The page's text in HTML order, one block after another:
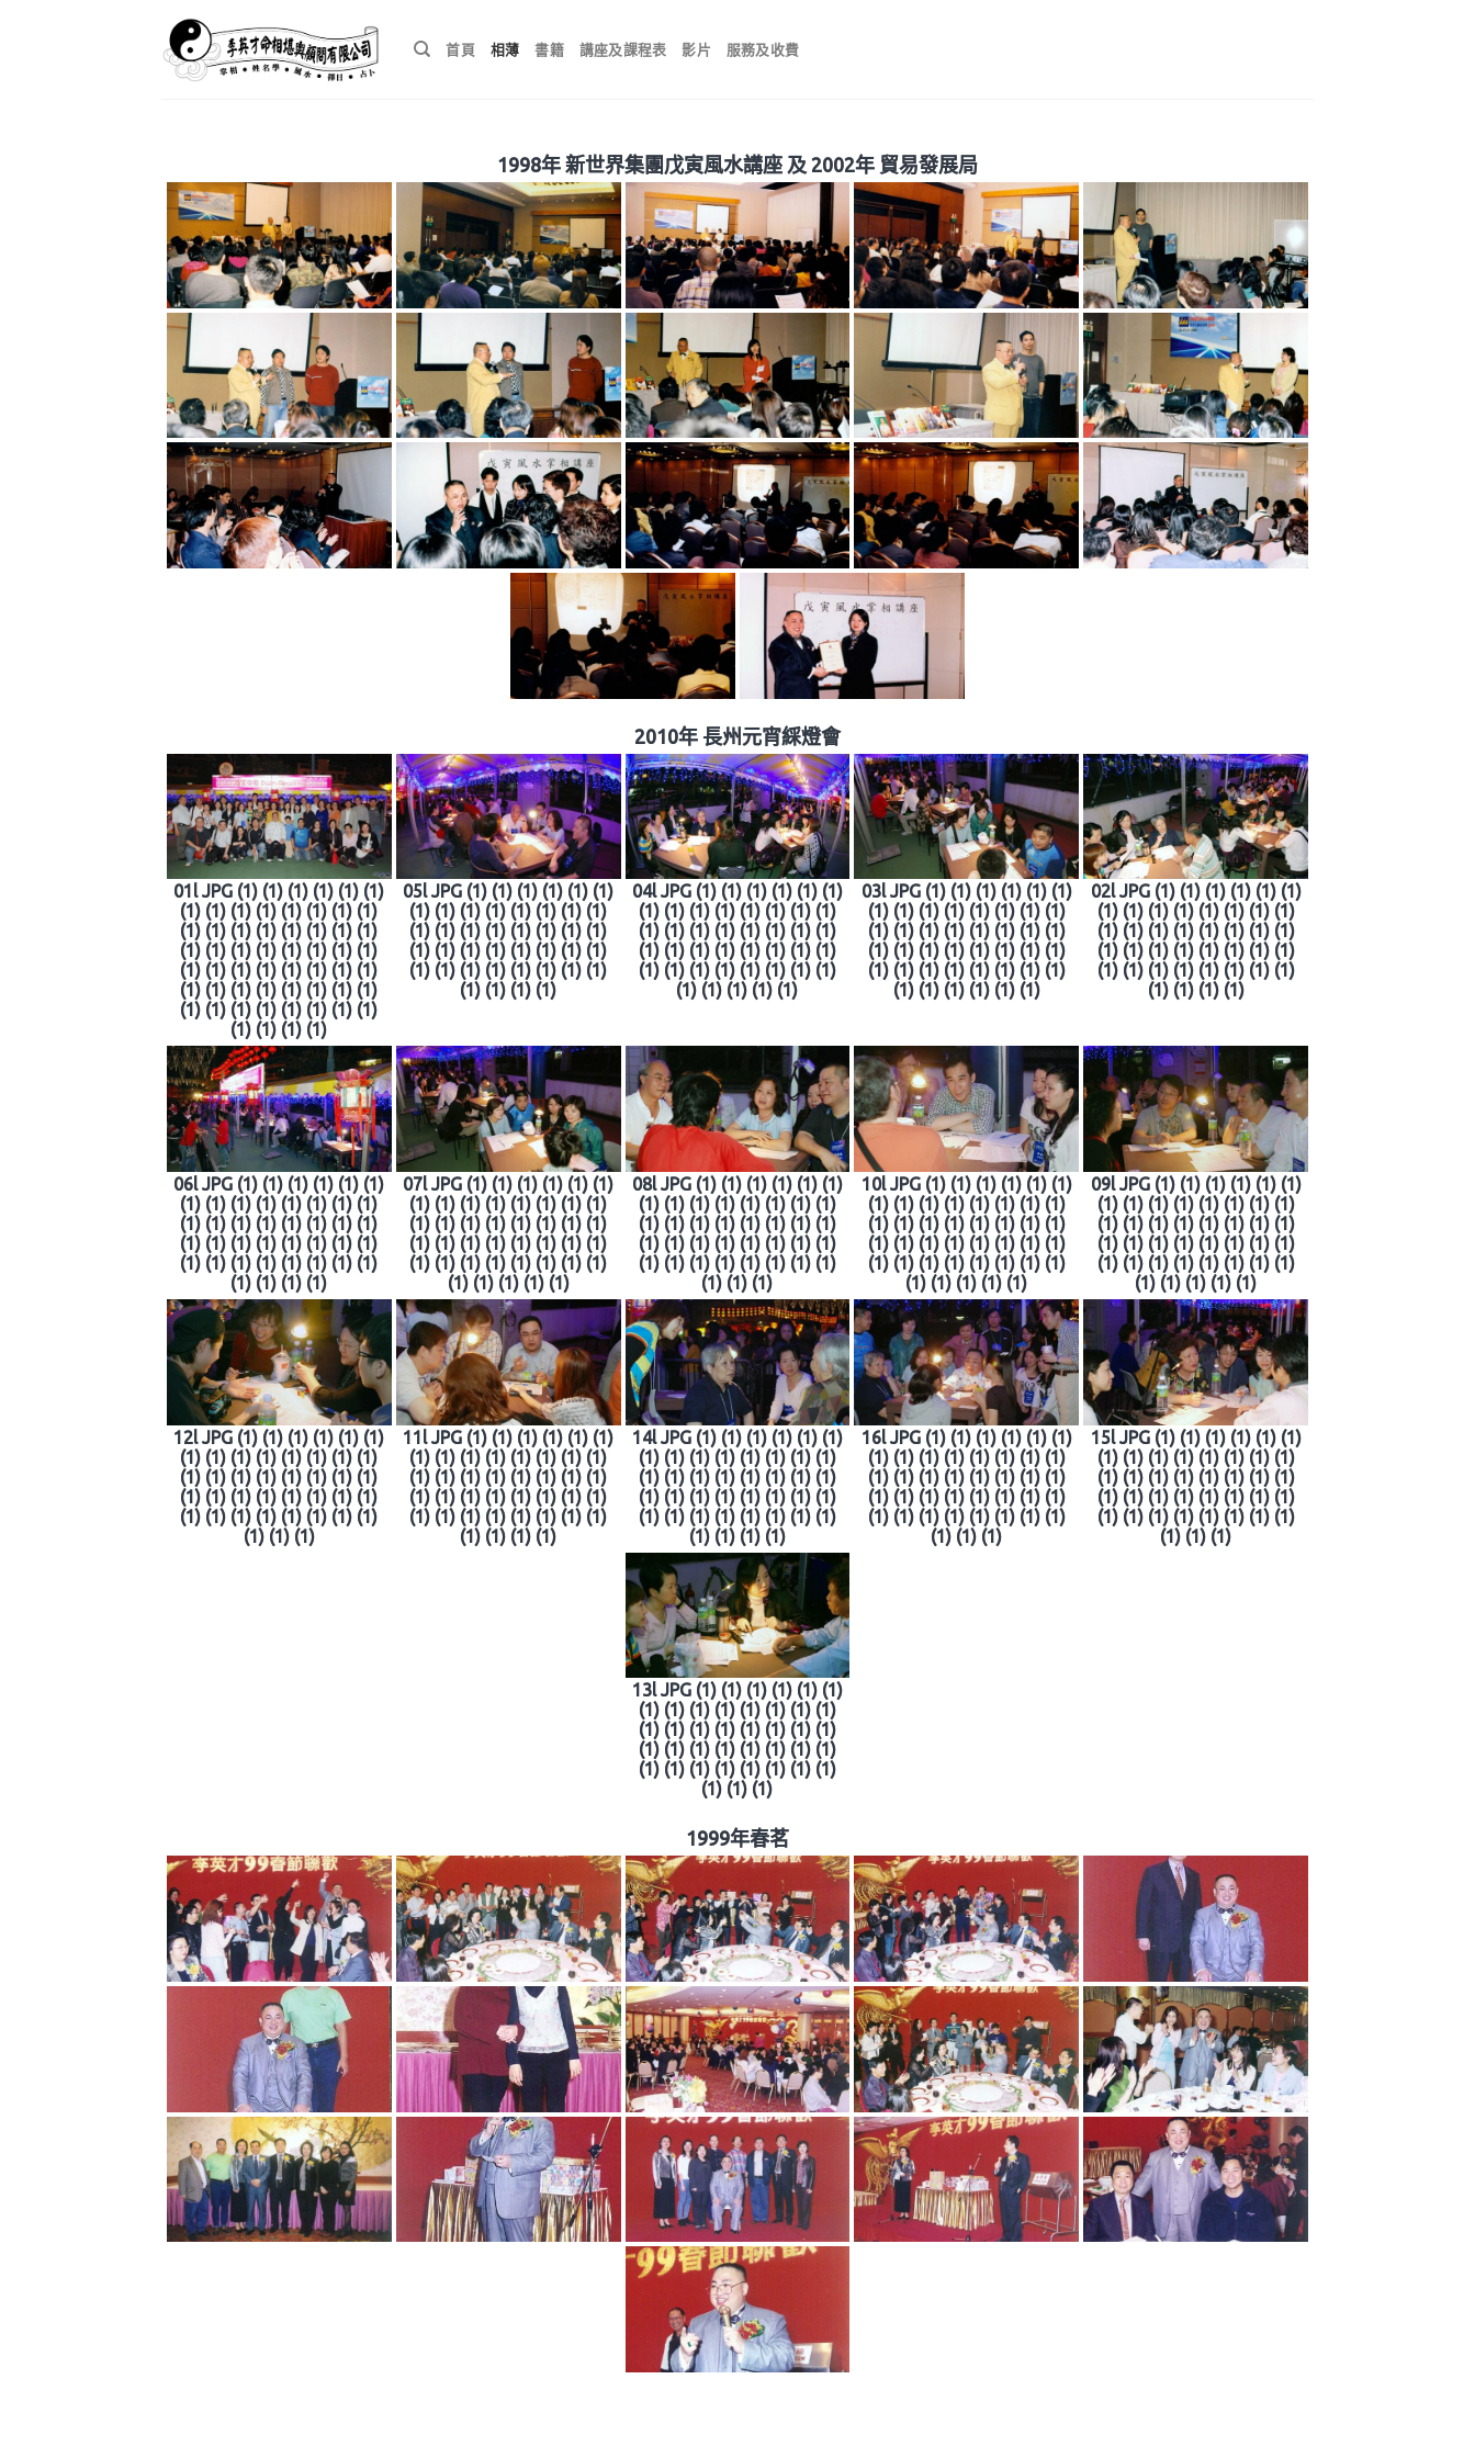
首頁 相薄 書籍 講座及課程表 影片 服務及收費
1998年 新世界集團戊寅風水講座 及 2002年 貿易發展局
2010年 長州元宵綵燈會
01l JPG (1) (1) (1) (1) (1) (1)
(1) (1) (1) (1) (1) (1) (1) (1)
(1) (1) (1) (1) (1) (1) (1) (1)
(1) (1) (1) (1) (1) (1) (1) (1)
(1) (1) (1) (1) (1) (1) (1) (1)
(1) (1) (1) (1) (1) (1) (1) (1)
(1) (1) (1) (1) (1) (1) (1) (1)
(1) (1) (1) (1)
05l JPG (1) (1) (1) (1) (1) (1)
(1) (1) (1) (1) (1) (1) (1) (1)
(1) (1) (1) (1) (1) (1) (1) (1)
(1) (1) (1) (1) (1) (1) (1) (1)
(1) (1) (1) (1) (1) (1) (1) (1)
(1) (1) (1) (1)
04l JPG (1) (1) (1) (1) (1) (1)
(1) (1) (1) (1) (1) (1) (1) (1)
(1) (1) (1) (1) (1) (1) (1) (1)
(1) (1) (1) (1) (1) (1) (1) (1)
(1) (1) (1) (1) (1) (1) (1) (1)
(1) (1) (1) (1) (1)
03l JPG (1) (1) (1) (1) (1) (1)
(1) (1) (1) (1) (1) (1) (1) (1)
(1) (1) (1) (1) (1) (1) (1) (1)
(1) (1) (1) (1) (1) (1) (1) (1)
(1) (1) (1) (1) (1) (1) (1) (1)
(1) (1) (1) (1) (1) (1)
02l JPG (1) (1) (1) (1) (1) (1)
(1) (1) (1) (1) (1) (1) (1) (1)
(1) (1) (1) (1) (1) (1) (1) (1)
(1) (1) (1) (1) (1) (1) (1) (1)
(1) (1) (1) (1) (1) (1) (1) (1)
(1) (1) (1) (1)
06l JPG (1) (1) (1) (1) (1) (1)
(1) (1) (1) (1) (1) (1) (1) (1)
(1) (1) (1) (1) (1) (1) (1) (1)
(1) (1) (1) (1) (1) (1) (1) (1)
(1) (1) (1) (1) (1) (1) (1) (1)
(1) (1) (1) (1)
07l JPG (1) (1) (1) (1) (1) (1)
(1) (1) (1) (1) (1) (1) (1) (1)
(1) (1) (1) (1) (1) (1) (1) (1)
(1) (1) (1) (1) (1) (1) (1) (1)
(1) (1) (1) (1) (1) (1) (1) (1)
(1) (1) (1) (1) (1)
08l JPG (1) (1) (1) (1) (1) (1)
(1) (1) (1) (1) (1) (1) (1) (1)
(1) (1) (1) (1) (1) (1) (1) (1)
(1) (1) (1) (1) (1) (1) (1) (1)
(1) (1) (1) (1) (1) (1) (1) (1)
(1) (1) (1)
10l JPG (1) (1) (1) (1) (1) (1)
(1) (1) (1) (1) (1) (1) (1) (1)
(1) (1) (1) (1) (1) (1) (1) (1)
(1) (1) (1) (1) (1) (1) (1) (1)
(1) (1) (1) (1) (1) (1) (1) (1)
(1) (1) (1) (1) (1)
09l JPG (1) (1) (1) (1) (1) (1)
(1) (1) (1) (1) (1) (1) (1) (1)
(1) (1) (1) (1) (1) (1) (1) (1)
(1) (1) (1) (1) (1) (1) (1) (1)
(1) (1) (1) (1) (1) (1) (1) (1)
(1) (1) (1) (1) (1)
12l JPG (1) (1) (1) (1) (1) (1)
(1) (1) (1) (1) (1) (1) (1) (1)
(1) (1) (1) (1) (1) (1) (1) (1)
(1) (1) (1) (1) (1) (1) (1) (1)
(1) (1) (1) (1) (1) (1) (1) (1)
(1) (1) (1)
11l JPG (1) (1) (1) (1) (1) (1)
(1) (1) (1) (1) (1) (1) (1) (1)
(1) (1) (1) (1) (1) (1) (1) (1)
(1) (1) (1) (1) (1) (1) (1) (1)
(1) (1) (1) (1) (1) (1) (1) (1)
(1) (1) (1) (1)
14l JPG (1) (1) (1) (1) (1) (1)
(1) (1) (1) (1) (1) (1) (1) (1)
(1) (1) (1) (1) (1) (1) (1) (1)
(1) (1) (1) (1) (1) (1) (1) (1)
(1) (1) (1) (1) (1) (1) (1) (1)
(1) (1) (1) (1)
16l JPG (1) (1) (1) (1) (1) (1)
(1) (1) (1) (1) (1) (1) (1) (1)
(1) (1) (1) (1) (1) (1) (1) (1)
(1) (1) (1) (1) (1) (1) (1) (1)
(1) (1) (1) (1) (1) (1) (1) (1)
(1) (1) (1)
15l JPG (1) (1) (1) (1) (1) (1)
(1) (1) (1) (1) (1) (1) (1) (1)
(1) (1) (1) (1) (1) (1) (1) (1)
(1) (1) (1) (1) (1) (1) (1) (1)
(1) (1) (1) (1) (1) (1) (1) (1)
(1) (1) (1)
13l JPG (1) (1) (1) (1) (1) (1)
(1) (1) (1) (1) (1) (1) (1) (1)
(1) (1) (1) (1) (1) (1) (1) (1)
(1) (1) (1) (1) (1) (1) (1) (1)
(1) (1) (1) (1) (1) (1) (1) (1)
(1) (1) (1)
1999年春茗